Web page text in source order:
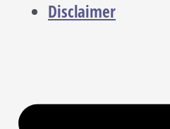
Disclaimer